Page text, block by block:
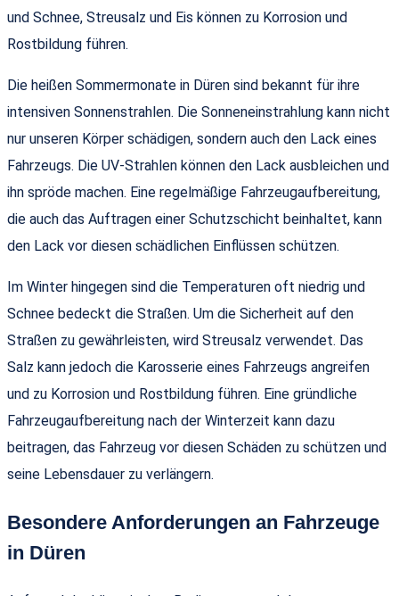
und Schnee, Streusalz und Eis können zu Korrosion und
Rostbildung führen.
Die heißen Sommermonate in Düren sind bekannt für ihre
intensiven Sonnenstrahlen. Die Sonneneinstrahlung kann nicht
nur unseren Körper schädigen, sondern auch den Lack eines
Fahrzeugs. Die UV-Strahlen können den Lack ausbleichen und
ihn spröde machen. Eine regelmäßige Fahrzeugaufbereitung,
die auch das Auftragen einer Schutzschicht beinhaltet, kann
den Lack vor diesen schädlichen Einflüssen schützen.
Im Winter hingegen sind die Temperaturen oft niedrig und
Schnee bedeckt die Straßen. Um die Sicherheit auf den
Straßen zu gewährleisten, wird Streusalz verwendet. Das
Salz kann jedoch die Karosserie eines Fahrzeugs angreifen
und zu Korrosion und Rostbildung führen. Eine gründliche
Fahrzeugaufbereitung nach der Winterzeit kann dazu
beitragen, das Fahrzeug vor diesen Schäden zu schützen und
seine Lebensdauer zu verlängern.
Besondere Anforderungen an Fahrzeuge
in Düren